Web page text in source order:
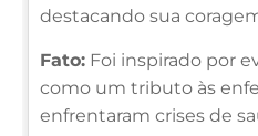
destacando sua
Fato: Foi inspirado por
como um tributo às
enfrentaram crises de